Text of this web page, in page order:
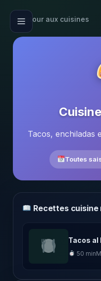
Retour aux cuisines
Tacos, enchiladas
Toutes
Recettes cuisine
Tacos al
50 min